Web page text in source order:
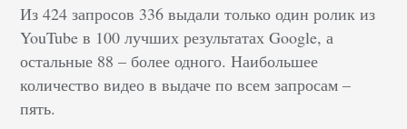
Из 424 запросов 336 выдали только один ролик из
YouTube в 100 лучших результатах Google, а
остальные 88 – более одного. Наибольшее
количество видео в выдаче по всем запросам –
пять.